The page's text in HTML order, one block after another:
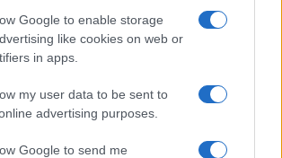
Google to enable storage
like cookies on web or
in apps.
my user data to be sent to
advertising purposes.
Google to send me